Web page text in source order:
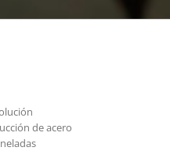
de acero